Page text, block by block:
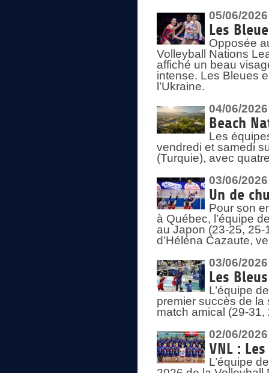
05/06/2026
Les
Opposée
Volleyball Nations
affiché un beau
intense. Les Bleues
l’Ukraine.
04/06/2026
Beach
Les
vendredi et samedi
(Turquie), avec
03/06/2026
Un de
Pour son
à Québec, l’équipe
au Japon (23-25,
d’Héléna Cazaute,
03/06/2026
Les
L’équipe
premier succès de la
match amical (29-
02/06/2026
VNL :
L’équipe